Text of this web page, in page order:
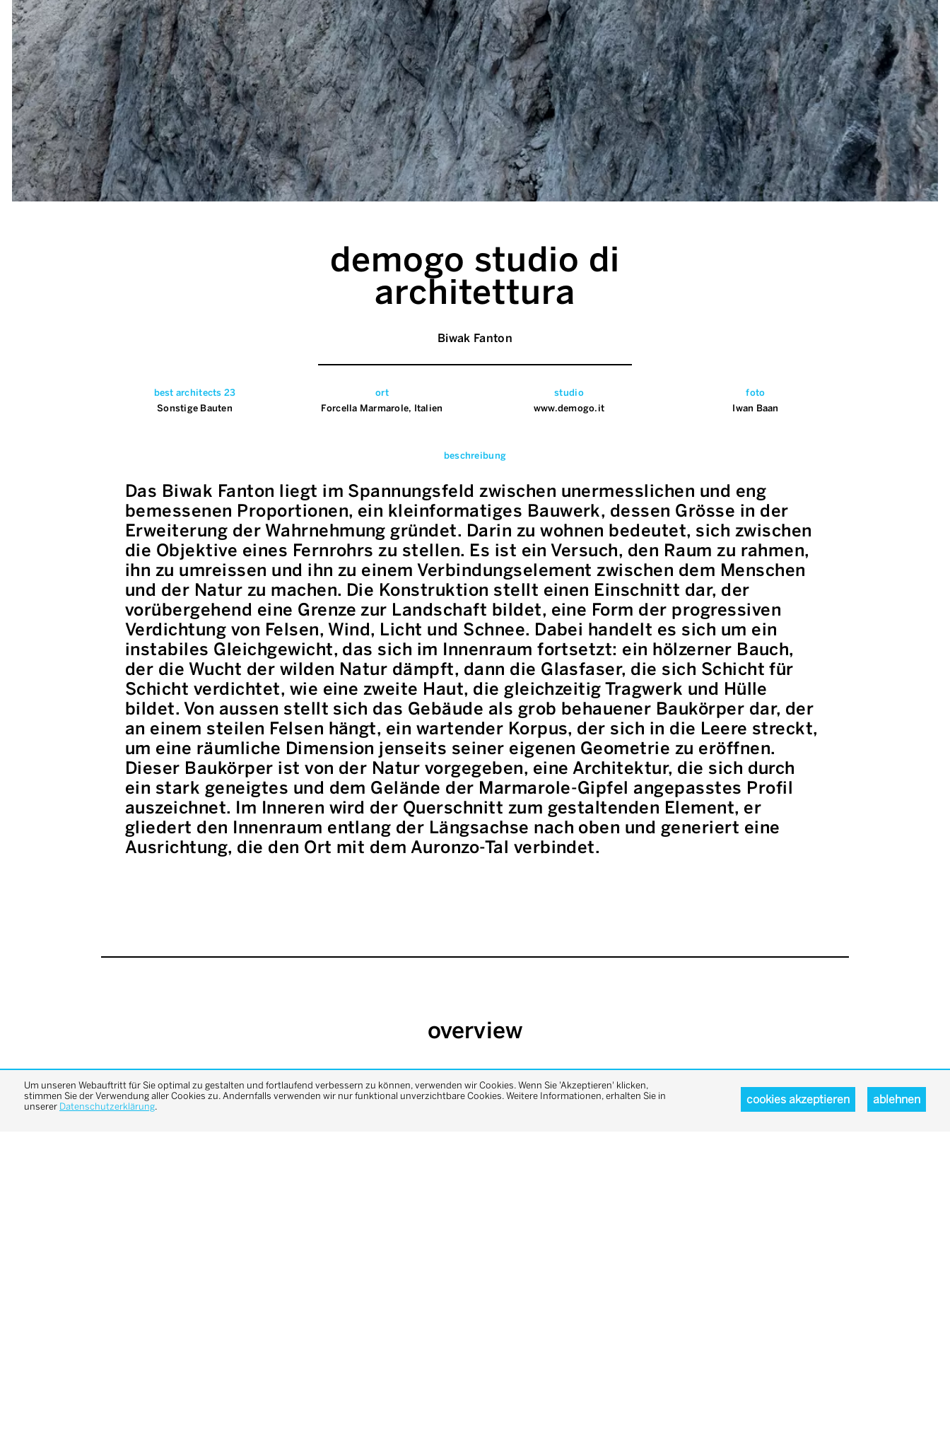
demogo studio di
architettura
Biwak Fanton
best architects 23
Sonstige Bauten
ort
Forcella Marmarole, Italien
studio
www.demogo.it
foto
Iwan Baan
beschreibung
Das Biwak Fanton liegt im Spannungsfeld zwischen unermesslichen und eng
bemessenen Proportionen, ein kleinformatiges Bauwerk, dessen Grösse in der
Erweiterung der Wahrnehmung gründet. Darin zu wohnen bedeutet, sich zwischen
die Objektive eines Fernrohrs zu stellen. Es ist ein Versuch, den Raum zu rahmen,
ihn zu umreissen und ihn zu einem Verbindungselement zwischen dem Menschen
und der Natur zu machen. Die Konstruktion stellt einen Einschnitt dar, der
vorübergehend eine Grenze zur Landschaft bildet, eine Form der progressiven
Verdichtung von Felsen, Wind, Licht und Schnee. Dabei handelt es sich um ein
instabiles Gleichgewicht, das sich im Innenraum fortsetzt: ein hölzerner Bauch,
der die Wucht der wilden Natur dämpft, dann die Glasfaser, die sich Schicht für
Schicht verdichtet, wie eine zweite Haut, die gleichzeitig Tragwerk und Hülle
bildet. Von aussen stellt sich das Gebäude als grob behauener Baukörper dar, der
an einem steilen Felsen hängt, ein wartender Korpus, der sich in die Leere streckt,
um eine räumliche Dimension jenseits seiner eigenen Geometrie zu eröffnen.
Dieser Baukörper ist von der Natur vorgegeben, eine Architektur, die sich durch
ein stark geneigtes und dem Gelände der Marmarole-Gipfel angepasstes Profil
auszeichnet. Im Inneren wird der Querschnitt zum gestaltenden Element, er
gliedert den Innenraum entlang der Längsachse nach oben und generiert eine
Ausrichtung, die den Ort mit dem Auronzo-Tal verbindet.
overview
previous next
Um unseren Webauftritt für Sie optimal zu gestalten und fortlaufend verbessern zu können, verwenden wir Cookies. Wenn Sie 'Akzeptieren' klicken,
stimmen Sie der Verwendung aller Cookies zu. Andernfalls verwenden wir nur funktional unverzichtbare Cookies. Weitere Informationen, erhalten Sie in
unserer Datenschutzerklärung.
cookies akzeptieren ablehnen